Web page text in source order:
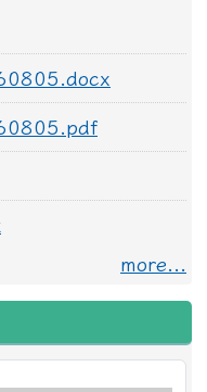
more...